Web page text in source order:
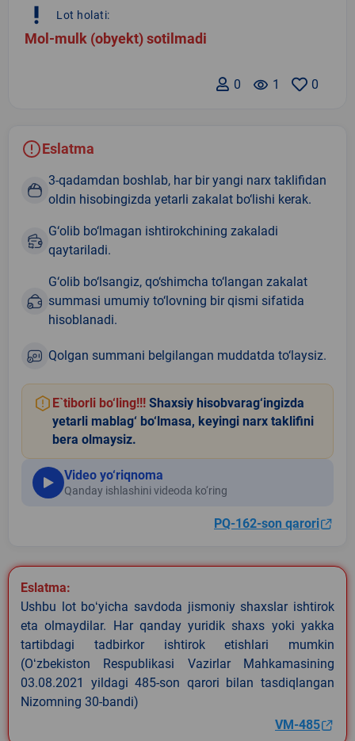
priority_high Lot holati:
Mol-mulk (obyekt) sotilmadi
0
remove_red_eye 1
0
Eslatma
3-qadamdan boshlab, har bir yangi narx taklifidan
oldin hisobingizda yetarli zakalat bo‘lishi kerak.
G‘olib bo‘lmagan ishtirokchining zakaladi
qaytariladi.
G‘olib bo‘lsangiz, qo‘shimcha to‘langan zakalat
summasi umumiy to‘lovning bir qismi sifatida
hisoblanadi.
Qolgan summani belgilangan muddatda to‘laysiz.
E`tiborli bo‘ling!!! Shaxsiy hisobvarag‘ingizda
yetarli mablag‘ bo‘lmasa, keyingi narx taklifini
bera olmaysiz.
Video yo‘riqnoma
Qanday ishlashini videoda ko‘ring
PQ-162-son qarori
Eslatma:
Ushbu lot boʻyicha savdoda jismoniy shaxslar ishtirok
eta olmaydilar. Har qanday yuridik shaxs yoki yakka
tartibdagi tadbirkor ishtirok etishlari mumkin
(Oʻzbekiston Respublikasi Vazirlar Mahkamasining
03.08.2021 yildagi 485-son qarori bilan tasdiqlangan
Nizomning 30-bandi)
VM-485